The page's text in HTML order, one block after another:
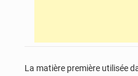
La matière première utilisée